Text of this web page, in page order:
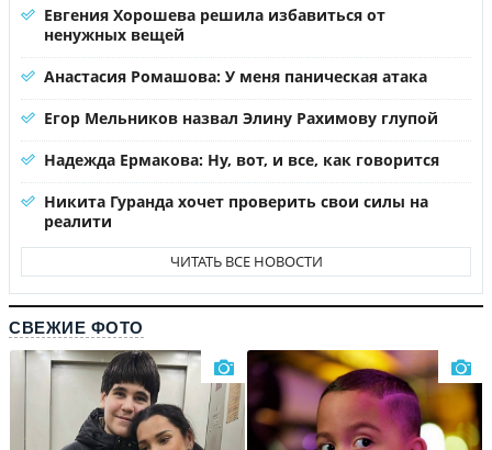
Евгения Хорошева решила избавиться от
ненужных вещей
Анастасия Ромашова: У меня паническая атака
Егор Мельников назвал Элину Рахимову глупой
Надежда Ермакова: Ну, вот, и все, как говорится
Никита Гуранда хочет проверить свои силы на
реалити
ЧИТАТЬ ВСЕ НОВОСТИ
СВЕЖИЕ ФОТО